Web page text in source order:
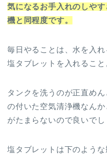
気になるお手入れのしや
機と同程度です。
毎日やることは、水を入れ
塩タブレットを入れること
タンクを洗うのが正直め
の付いた空気清浄機なん
がたまらないので良いでし
塩タブレットは下のよう